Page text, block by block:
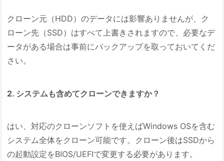
クローン元（HDD）のデータには影響ありませんが、ク
ローン先（SSD）はすべて上書きされますので、必要なデ
ータがある場合は事前にバックアップを取っておいてくだ
さい。
2. システムも含めてクローンできますか？
はい、対応のクローンソフトを使えばWindows OSを含む
システム全体をクローン可能です。クローン後はSSDから
の起動設定をBIOS/UEFIで変更する必要があります。